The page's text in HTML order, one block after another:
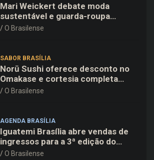
Mari Weickert debate moda
sustentável e guarda-roupa
inteligente no ParkShopping
O Brasilense
SABOR BRASÍLIA
Norū Sushi oferece desconto no
Omakase e cortesia completa
para os pais neste domingo
O Brasilense
AGENDA BRASÍLIA
Iguatemi Brasília abre vendas de
ingressos para a 3ª edição do
Cine Open Air
O Brasilense